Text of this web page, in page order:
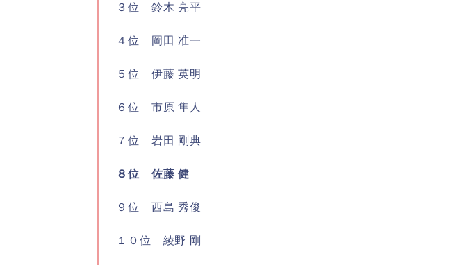
３位 鈴木 亮平
４位 岡田 准一
５位 伊藤 英明
６位 市原 隼人
７位 岩田 剛典
８位 佐藤 健
９位 西島 秀俊
１０位 綾野 剛